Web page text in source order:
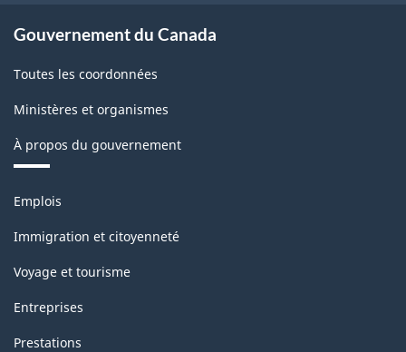
forestière
de
la
Gouvernement du Canada
Toutes les coordonnées
Ministères et organismes
À propos du gouvernement
Thèmes
sujets
Emplois
Immigration et citoyenneté
Voyage et tourisme
Entreprises
Prestations